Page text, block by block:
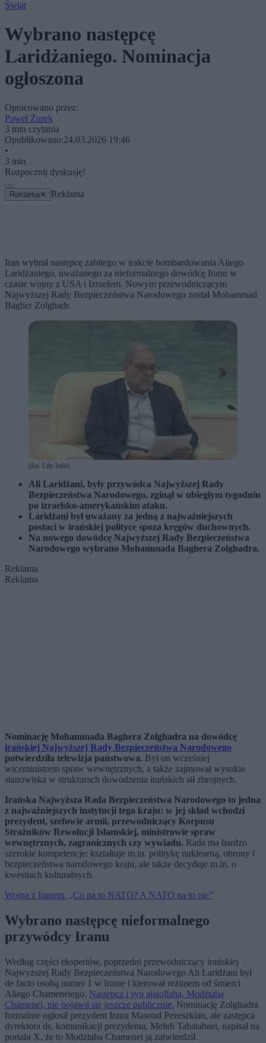
Świat
Wybrano następcę
Laridżaniego. Nominacja
ogłoszona
Opracowano przez:
Paweł Żurek
3 min czytania
Opublikowano:24.03.2026 19:46
•
3 min
Rozpocznij dyskusję!
Reklama ✕ Reklama
Iran wybrał następcę zabitego w trakcie bombardowania Aliego
Laridżaniego, uważanego za nieformalnego dowódcę Iranu w
czasie wojny z USA i Izraelem. Nowym przewodniczącym
Najwyższej Rady Bezpieczeństwa Narodowego został Mohammad
Bagher Zolghadr.
(fot. Life Info)
Ali Laridżani, były przywódca Najwyższej Rady
Bezpieczeństwa Narodowego, zginął w ubiegłym tygodniu
po izraelsko-amerykańskim ataku.
Laridżani był uważany za jedną z najważniejszych
postaci w irańskiej polityce spoza kręgów duchownych.
Na nowego dowódcę Najwyższej Rady Bezpieczeństwa
Narodowego wybrano Mohammada Baghera Zolghadra.
Reklama
Reklama
Nominację Mohammada Baghera Zolghadra na dowódcę
irańskiej Najwyższej Rady Bezpieczeństwa Narodowego
potwierdziła telewizja państwowa. Był on wcześniej
wiceministrem spraw wewnętrznych, a także zajmował wysokie
stanowiska w strukturach dowodzenia irańskich sił zbrojnych.
Irańska Najwyższa Rada Bezpieczeństwa Narodowego to jedna
z najważniejszych instytucji tego kraju: w jej skład wchodzi
prezydent, szefowie armii, przewodniczący Korpusu
Strażników Rewolucji Islamskiej, ministrowie spraw
wewnętrznych, zagranicznych czy wywiadu. Rada ma bardzo
szerokie kompetencje: kształtuje m.in. politykę nuklearną, obrony i
bezpieczeństwa narodowego kraju, ale także decyduje m.in. o
kwestiach kulturalnych.
Wojna z Iranem. „Co na to NATO? A NATO na to nic”
Wybrano następcę nieformalnego
przywódcy Iranu
Według części ekspertów, poprzedni przewodniczący irańskiej
Najwyższej Rady Bezpieczeństwa Narodowego Ali Laridżani był
de facto osobą numer 1 w Iranie i kierował reżimem od śmierci
Aliego Chameneiego. Następca i syn ajatollaha, Modżtaba
Chamenei, nie pojawił się jeszcze publicznie. Nominację Zolghadra
formalnie ogłosił prezydent Iranu Masoud Pezeszkian, ale zastępca
dyrektora ds. komunikacji prezydenta, Mehdi Tabatabaei, napisał na
portalu X, że to Modżtaba Chamenei ją zatwierdził.